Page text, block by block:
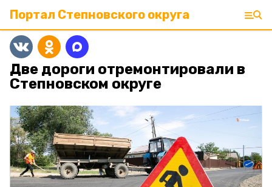
Портал Степновского округа
Две дороги отремонтировали в
Степновском округе